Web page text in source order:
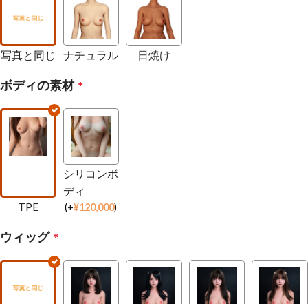
写真と同じ ナチュラル 日焼け
ボディの素材 *
TPE
シリコンボ
ディ
(+¥120,000)
ウィッグ *